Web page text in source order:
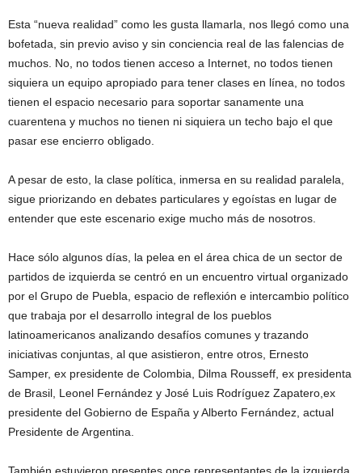
Esta “nueva realidad” como les gusta llamarla, nos llegó como una
bofetada, sin previo aviso y sin conciencia real de las falencias de
muchos. No, no todos tienen acceso a Internet, no todos tienen
siquiera un equipo apropiado para tener clases en línea, no todos
tienen el espacio necesario para soportar sanamente una
cuarentena y muchos no tienen ni siquiera un techo bajo el que
pasar ese encierro obligado.
A pesar de esto, la clase política, inmersa en su realidad paralela,
sigue priorizando en debates particulares y egoístas en lugar de
entender que este escenario exige mucho más de nosotros.
Hace sólo algunos días, la pelea en el área chica de un sector de
partidos de izquierda se centró en un encuentro virtual organizado
por el Grupo de Puebla, espacio de reflexión e intercambio político
que trabaja por el desarrollo integral de los pueblos
latinoamericanos analizando desafíos comunes y trazando
iniciativas conjuntas, al que asistieron, entre otros, Ernesto
Samper, ex presidente de Colombia, Dilma Rousseff, ex presidenta
de Brasil, Leonel Fernández y José Luis Rodríguez Zapatero,ex
presidente del Gobierno de España y Alberto Fernández, actual
Presidente de Argentina.